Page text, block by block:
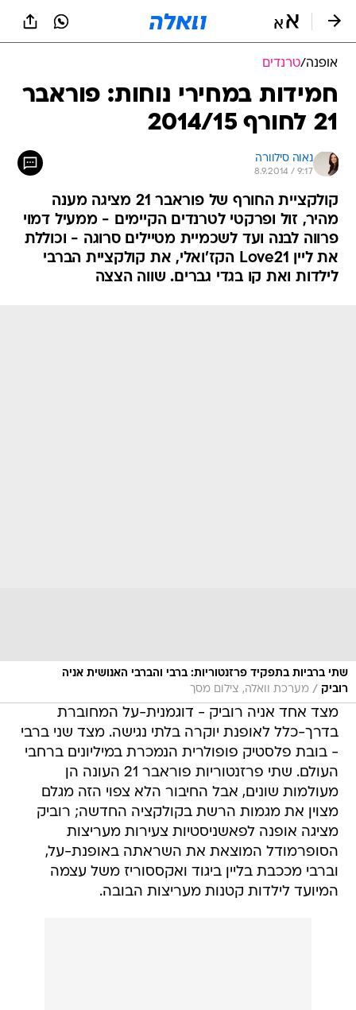
אופנה/טרנדים
חמידות במחירי נוחות: פוראבר
21 לחורף 2014/15
נאוה סילוורה
8.9.2014 / 9:17
קולקציית החורף של פוראבר 21 מציגה מענה
מהיר, זול ופרקטי לטרנדים הקיימים - ממעיל דמוי
פרווה לבנה ועד לשכמיית מטיילים סרוגה - וכוללת
את ליין Love21 הקז'ואלי, את קולקציית הברבי
לילדות ואת קו בגדי גברים. שווה הצצה
שתי ברביות בתפקיד פרזנטוריות: ברבי והברבי האנושית אניה
רוביק / מערכת וואלה, צילום מסך
מצד אחד אניה רוביק - דוגמנית-על המחוברת
בדרך-כלל לאופנת יוקרה בלתי נגישה. מצד שני ברבי
- בובת פלסטיק פופולרית הנמכרת במיליונים ברחבי
העולם. שתי פרזנטוריות פוראבר 21 העונה הן
מעולמות שונים, אבל החיבור הלא צפוי הזה מגלם
מצוין את מגמות הרשת בקולקציה החדשה; רוביק
מציגה אופנה לפאשניסטיות צעירות מעריצות
הסופרמודל המוצאת את השראתה באופנת-על,
וברבי מככבת בליין ביגוד ואקססוריז משל עצמה
המיועד לילדות קטנות מעריצות הבובה.